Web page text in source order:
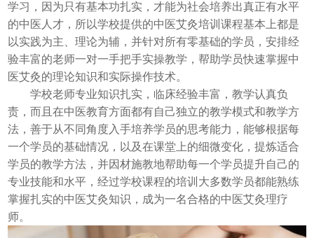
学习，因为只有基本功扎实，才能为社会培养出真正有水平
的中医人才，所以学校提供的中医艾灸培训课程基本上都是
以实践为主、理论为辅，并针对所有零基础的学员，安排经
验丰富的老师一对一手把手实操教学，帮助学员快速掌握中
医艾灸的理论知识和实际操作技术。
学校老师专业知识扎实，临床经验丰富，教学认真负
责，而且在中医教育方面都有自己独立的教学模式和教学方
法，善于从不同角度入手培养学员的思考能力，能够根据每
一个学员的基础情况，以及在课堂上的细微变化，提炼适合
学员的教学方法，并因材施教地帮助每一个学员提升自己的
专业技能和水平，经过学校课程的培训大多数学员都能熟练
掌握扎实的中医艾灸知识，成为一名合格的中医艾灸理疗
师。